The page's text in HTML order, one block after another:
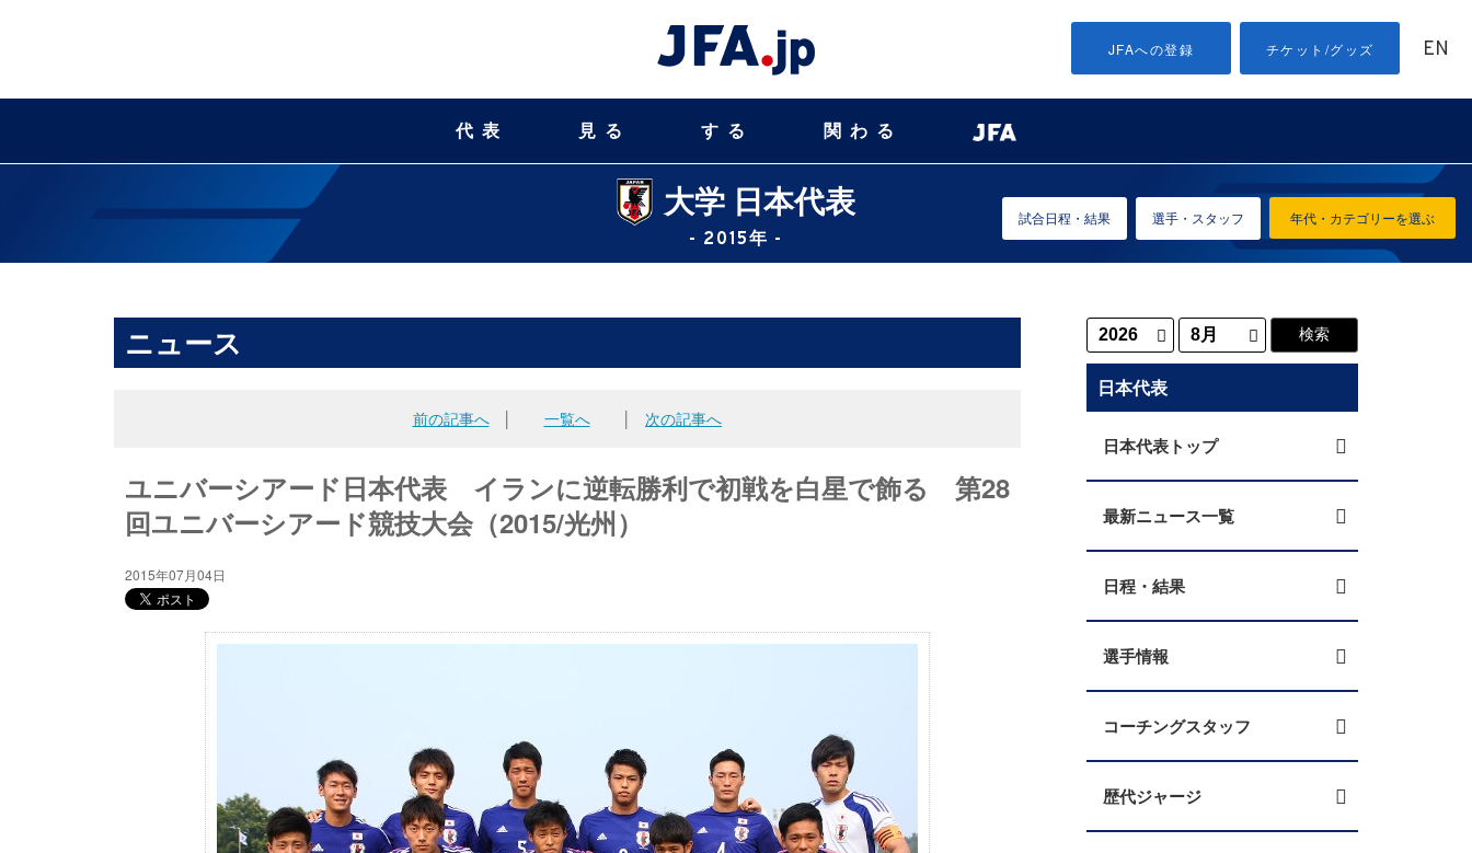
JFAへの登録 チケット/グッズ EN
代表 見る する 関わる
大学 日本代表
- 2015年 -
年代・カテゴリーを選ぶ
試合日程・結果 選手・スタッフ
ニュース
前の記事へ│ 一覧へ 次の記事へ
ユニバーシアード日本代表 イランに逆転勝利で初戦を白星で飾る 第28
回ユニバーシアード競技大会（2015/光州）
2015年07月04日
日本代表
日本代表トップ
最新ニュース一覧
日程・結果
選手情報
コーチングスタッフ
歴代ジャージ